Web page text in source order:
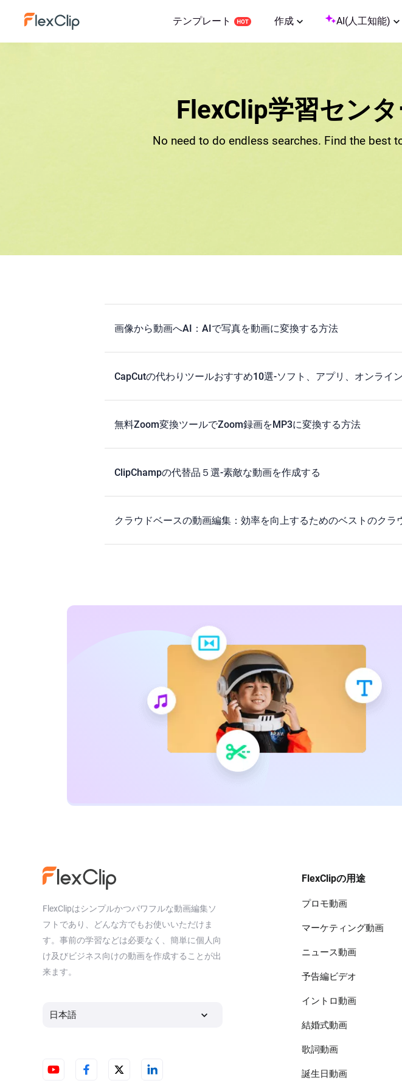
テンプレート 作成 AI(人工知能)
FlexClip学習セン
No need to do endless searches. Find the
画像から動画へAI：AIで写真を動画に変換する方法
CapCutの代わりツールおすすめ10選‐ソフト、アプリ、オンライン
無料Zoom変換ツールでZoom録画をMP3に変換する方法
ClipChampの代替品５選‐素敵な動画を作成する
クラウドベースの動画編集：効率を向上するためのベストのクラ
FlexClipはシンプルかつパワフルな動画編集ソ
フトであり、どんな方でもお使いいただけま
す。事前の学習などは必要なく、簡単に個人向
け及びビジネス向けの動画を作成することが出
来ます。
日本語
FlexClipの用途
プロモ動画
マーケティング動画
ニュース動画
予告編ビデオ
イントロ動画
結婚式動画
歌詞動画
誕生日動画